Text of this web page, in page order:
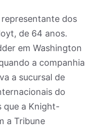
dos
de 64 anos.
em Washington
a companhia
a sucursal de
do
que a Knight-
a Tribune